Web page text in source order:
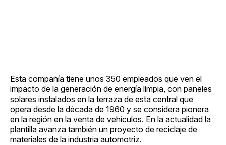
Esta compañía tiene unos 350 empleados que ven el
impacto de la generación de energía limpia, con paneles
solares instalados en la terraza de esta central que
opera desde la década de 1960 y se considera pionera
en la región en la venta de vehículos. En la actualidad la
plantilla avanza también un proyecto de reciclaje de
materiales de la industria automotriz.